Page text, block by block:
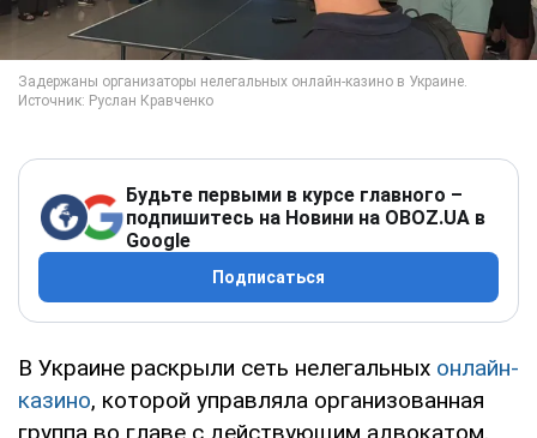
Будьте первыми в курсе главного –
подпишитесь на Новини на OBOZ.UA в
Google
Подписаться
В Украине раскрыли сеть нелегальных онлайн-
казино, которой управляла организованная
группа во главе с действующим адвокатом.